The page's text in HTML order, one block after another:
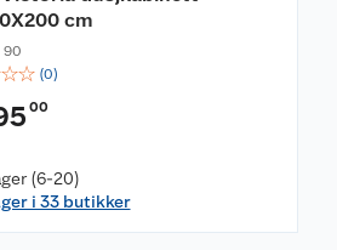
cm
90
☆☆ (0)
00
(6-20)
i 33 butikker